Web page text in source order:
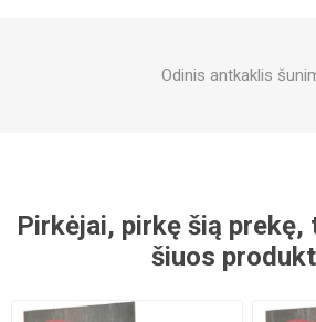
Odinis antkaklis
Pirkėjai, pirkę šią prekę,
šiuos